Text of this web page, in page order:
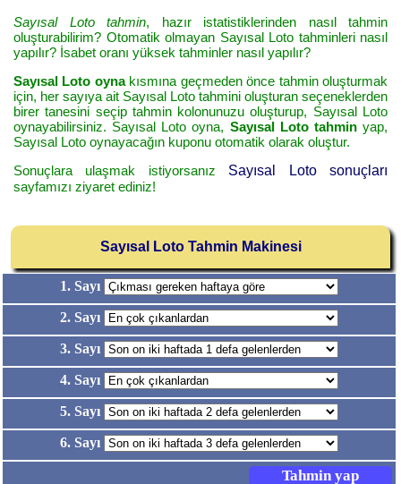
Sayısal Loto tahmin, hazır istatistiklerinden nasıl tahmin
oluşturabilirim? Otomatik olmayan Sayısal Loto tahminleri nasıl
yapılır? İsabet oranı yüksek tahminler nasıl yapılır?
Sayısal Loto oynakısmına geçmeden önce tahmin oluşturmak
için, her sayıya ait Sayısal Loto tahmini oluşturan seçeneklerden
birer tanesini seçip tahmin kolonunuzu oluşturup, Sayısal Loto
oynayabilirsiniz. Sayısal Loto oyna, Sayısal Loto tahminyap,
Sayısal Loto oynayacağın kuponu otomatik olarak oluştur.
Sonuçlara ulaşmak istiyorsanız Sayısal Loto sonuçları
sayfamızı ziyaret ediniz!
Sayısal Loto Tahmin Makinesi
1. Sayı
2. Sayı
3. Sayı
4. Sayı
5. Sayı
6. Sayı